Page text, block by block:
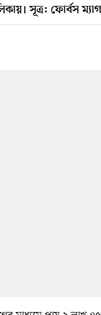
সূত্র: ফোর্বস